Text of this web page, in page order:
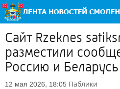
Cайт Rzeknes
разместили
Россию и Беларусь
12 мая 2026, 18:05 Паблики